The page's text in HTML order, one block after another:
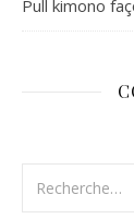
Pull kimono